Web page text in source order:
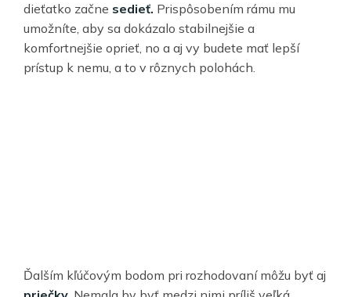
dieťatko začne sedieť. Prispôsobením rámu mu
umožníte, aby sa dokázalo stabilnejšie a
komfortnejšie oprieť, no a aj vy budete mať lepší
prístup k nemu, a to v rôznych polohách.
Ďalším kľúčovým bodom pri rozhodovaní môžu byť aj